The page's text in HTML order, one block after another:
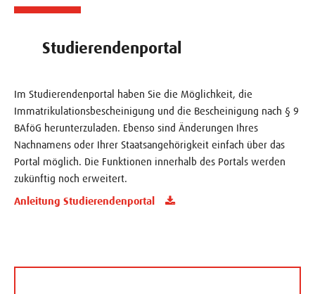
Studierendenportal
Im Studierendenportal haben Sie die Möglichkeit, die
Immatrikulationsbescheinigung und die Bescheinigung nach § 9
BAföG herunterzuladen. Ebenso sind Änderungen Ihres
Nachnamens oder Ihrer Staatsangehörigkeit einfach über das
Portal möglich. Die Funktionen innerhalb des Portals werden
zukünftig noch erweitert.
Anleitung Studierendenportal